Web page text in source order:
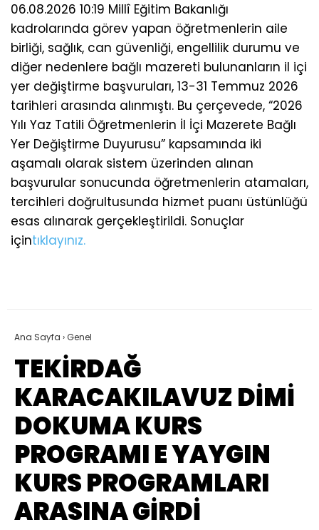
06.08.2026 10:19 Millî Eğitim Bakanlığı
kadrolarında görev yapan öğretmenlerin aile
birliği, sağlık, can güvenliği, engellilik durumu ve
diğer nedenlere bağlı mazereti bulunanların il içi
yer değiştirme başvuruları, 13-31 Temmuz 2026
tarihleri arasında alınmıştı. Bu çerçevede, “2026
Yılı Yaz Tatili Öğretmenlerin İl İçi Mazerete Bağlı
Yer Değiştirme Duyurusu” kapsamında iki
aşamalı olarak sistem üzerinden alınan
başvurular sonucunda öğretmenlerin atamaları,
tercihleri doğrultusunda hizmet puanı üstünlüğü
esas alınarak gerçekleştirildi. Sonuçlar
içintıklayınız.
Ana Sayfa ›Genel
TEKİRDAĞ
KARACAKILAVUZ DİMİ
DOKUMA KURS
PROGRAMI E YAYGIN
KURS PROGRAMLARI
ARASINA GİRDİ